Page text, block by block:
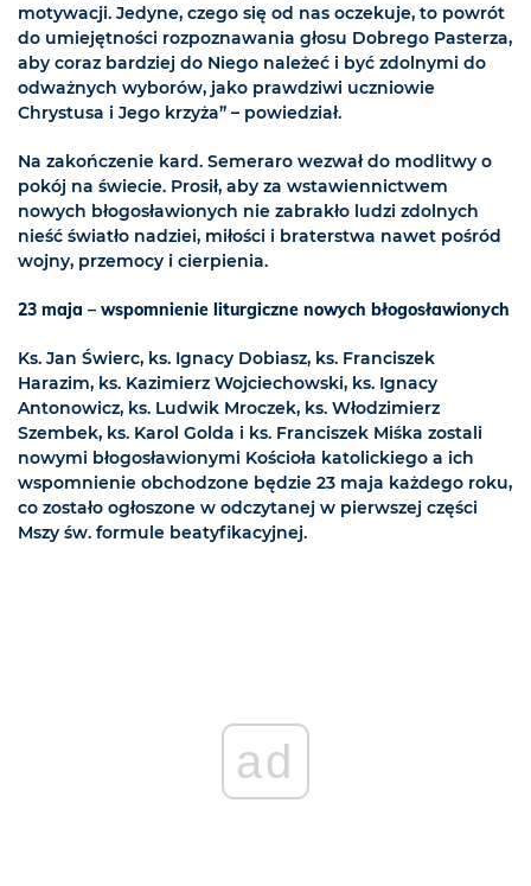
motywacji. Jedyne, czego się od nas oczekuje, to powrót
do umiejętności rozpoznawania głosu Dobrego Pasterza,
aby coraz bardziej do Niego należeć i być zdolnymi do
odważnych wyborów, jako prawdziwi uczniowie
Chrystusa i Jego krzyża” – powiedział.
Na zakończenie kard. Semeraro wezwał do modlitwy o
pokój na świecie. Prosił, aby za wstawiennictwem
nowych błogosławionych nie zabrakło ludzi zdolnych
nieść światło nadziei, miłości i braterstwa nawet pośród
wojny, przemocy i cierpienia.
23 maja – wspomnienie liturgiczne nowych błogosławionych
Ks. Jan Świerc, ks. Ignacy Dobiasz, ks. Franciszek
Harazim, ks. Kazimierz Wojciechowski, ks. Ignacy
Antonowicz, ks. Ludwik Mroczek, ks. Włodzimierz
Szembek, ks. Karol Golda i ks. Franciszek Miśka zostali
nowymi błogosławionymi Kościoła katolickiego a ich
wspomnienie obchodzone będzie 23 maja każdego roku,
co zostało ogłoszone w odczytanej w pierwszej części
Mszy św. formule beatyfikacyjnej.
ad